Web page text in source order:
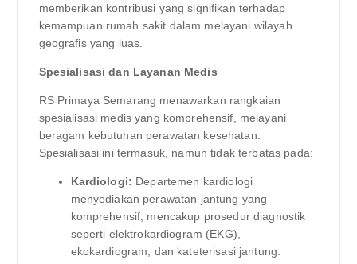
memberikan kontribusi yang signifikan terhadap
kemampuan rumah sakit dalam melayani wilayah
geografis yang luas.
Spesialisasi dan Layanan Medis
RS Primaya Semarang menawarkan rangkaian
spesialisasi medis yang komprehensif, melayani
beragam kebutuhan perawatan kesehatan.
Spesialisasi ini termasuk, namun tidak terbatas pada:
Kardiologi: Departemen kardiologi
menyediakan perawatan jantung yang
komprehensif, mencakup prosedur diagnostik
seperti elektrokardiogram (EKG),
ekokardiogram, dan kateterisasi jantung.